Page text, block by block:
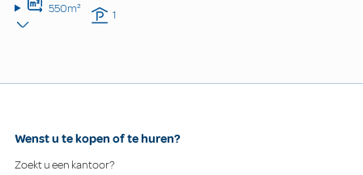
550m² 1
Wenst u te kopen of te huren?
Zoekt u een kantoor?